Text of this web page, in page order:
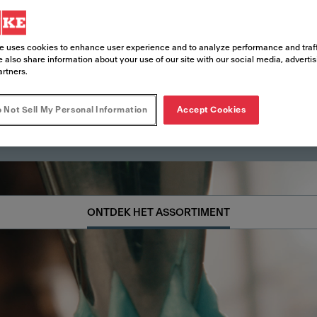
En comfort kan zeker niet
assortiment Franke 2gether
naadloos te integreren in het
te creëren waarin koken en
ONTDEK HET ASSORTIMENT
uses cookies to enhance user experience and to analyze performance and
also share information about your use of our site with our social media,
Not Sell My Personal Information Accept Cookies